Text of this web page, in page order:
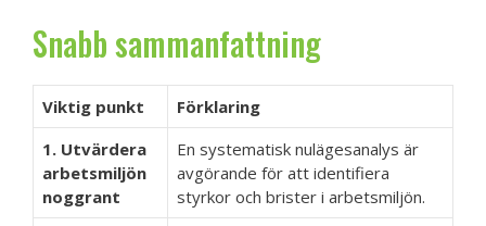
Snabb sammanfattning
Viktig punkt
Förklaring
1. Utvärdera
arbetsmiljön
noggrant
En systematisk nulägesanalys är
avgörande för att identifiera
styrkor och brister i arbetsmiljön.